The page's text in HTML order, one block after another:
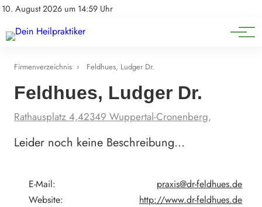
10. August 2026 um 14:59 Uhr
Impressum
Natürliche Medizin
Heilpflanzen & Kräuterkunde
Firmenverzeichnis › Feldhues, Ludger Dr.
Feldhues, Ludger Dr.
Rathausplatz 4,42349 Wuppertal-Cronenberg,
Leider noch keine Beschreibung…
E-Mail:
praxis@dr-feldhues.de
Website:
http://www.dr-feldhues.de